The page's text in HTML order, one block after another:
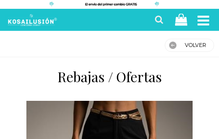
VOLVER
Rebajas / Ofertas